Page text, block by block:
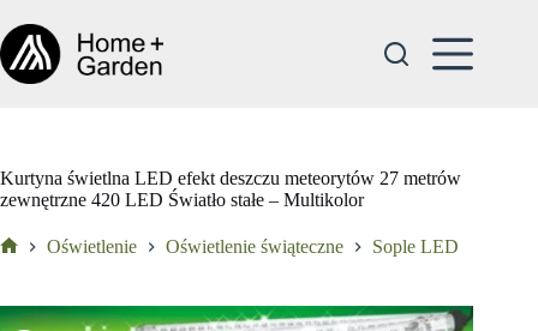
do
treści
Kurtyna świetlna LED efekt deszczu meteorytów 27 metrów
zewnętrzne 420 LED Światło stałe – Multikolor
Oświetlenie Oświetlenie świąteczne Sople LED